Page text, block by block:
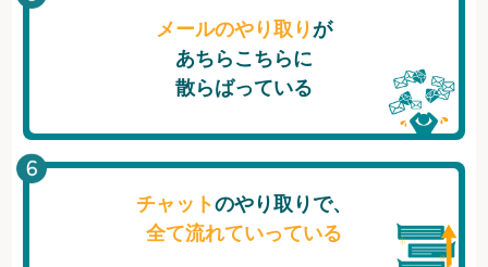
メールのやり取り が
あちらこちらに
散らばっている
チャットのやり取りで、
全て流れていっている